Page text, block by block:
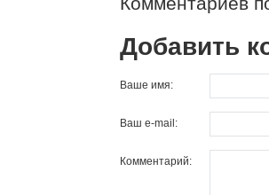
Добавить
Ваше имя:
Ваш e-mail:
Комментарий: